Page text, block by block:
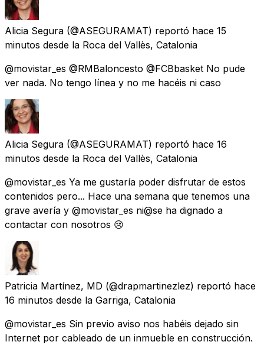
Alicia Segura (@ASEGURAMAT) reportó hace 15
minutos desde la Roca del Vallès, Catalonia
@movistar_es @RMBaloncesto @FCBbasket No pude
ver nada. No tengo línea y no me hacéis ni caso
Alicia Segura (@ASEGURAMAT) reportó hace 16
minutos desde la Roca del Vallès, Catalonia
@movistar_es Ya me gustaría poder disfrutar de estos
contenidos pero... Hace una semana que tenemos una
grave avería y @movistar_es ni@se ha dignado a
contactar con nosotros 😢
Patricia Martínez, MD (@drapmartinezlez) reportó hace
16 minutos desde la Garriga, Catalonia
@movistar_es Sin previo aviso nos habéis dejado sin
Internet por cableado de un inmueble en construcción.